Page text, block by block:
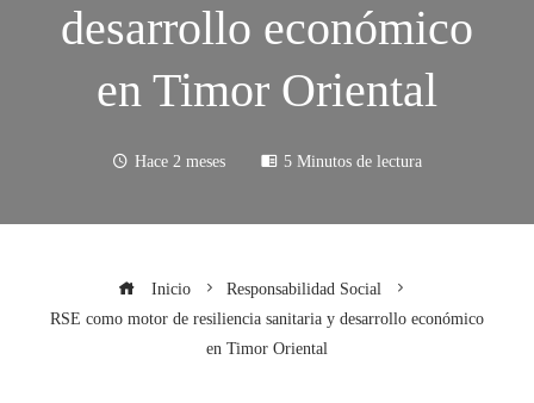
desarrollo económico
en Timor Oriental
Hace 2 meses 5 Minutos de lectura
Inicio
Responsabilidad Social
RSE como motor de resiliencia sanitaria y desarrollo económico
en Timor Oriental